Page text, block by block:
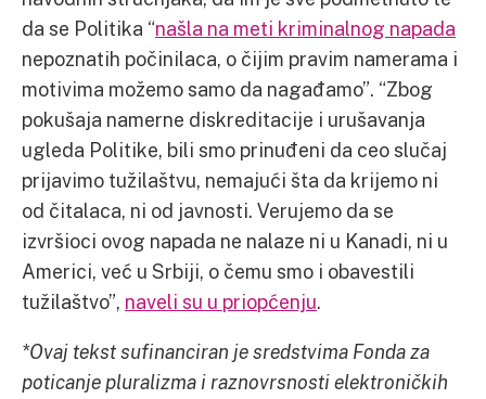
da se Politika “našla na meti kriminalnog napada
nepoznatih počinilaca, o čijim pravim namerama i
motivima možemo samo da nagađamo”. “Zbog
pokušaja namerne diskreditacije i urušavanja
ugleda Politike, bili smo prinuđeni da ceo slučaj
prijavimo tužilaštvu, nemajući šta da krijemo ni
od čitalaca, ni od javnosti. Verujemo da se
izvršioci ovog napada ne nalaze ni u Kanadi, ni u
Americi, već u Srbiji, o čemu smo i obavestili
tužilaštvo”, naveli su u priopćenju.
*Ovaj tekst sufinanciran je sredstvima Fonda za
poticanje pluralizma i raznovrsnosti elektroničkih